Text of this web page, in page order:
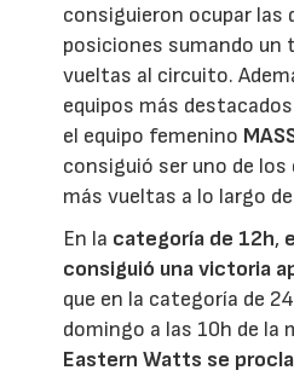
consiguieron ocupar las
posiciones sumando un
vueltas al circuito.
equipos más
el equipo femenino
consiguió ser uno de los
más vueltas a lo largo
En la categoría de 12h,
consiguió una victoria
que en la categoría de
domingo a las 10h de la
Eastern Watts se